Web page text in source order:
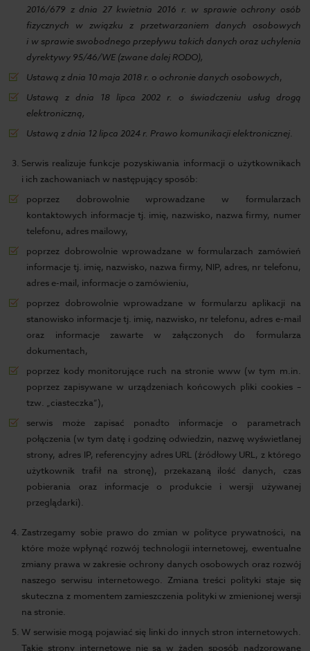
2016/679 z dnia 27 kwietnia 2016 r. w sprawie ochrony osób
fizycznych w związku z przetwarzaniem danych osobowych
i w sprawie swobodnego przepływu takich danych oraz uchylenia
dyrektywy 95/46/WE (zwane dalej RODO),
Ustawą z dnia 10 maja 2018 r. o ochronie danych osobowych,
Ustawą z dnia 18 lipca 2002 r. o świadczeniu usług drogą
elektroniczną,
Ustawą z dnia 12 lipca 2024 r. Prawo komunikacji elektronicznej.
Serwis realizuje funkcje pozyskiwania informacji o użytkownikach
i ich zachowaniach w następujący sposób:
poprzez dobrowolnie wprowadzane w formularzach
kontaktowych informacje tj. imię, nazwisko, nazwa firmy, numer
telefonu, adres mailowy,
poprzez dobrowolnie wprowadzane w formularzach zamówień
informacje tj. imię, nazwisko, nazwa firmy, NIP, adres, nr telefonu,
adres e-mail, informacje o zamówieniu,
poprzez dobrowolnie wprowadzane w formularzu aplikacji na
stanowisko informacje tj. imię, nazwisko, nr telefonu, adres e-mail
oraz informacje zawarte w załączonych do formularza
dokumentach,
poprzez kody monitorujące ruch na stronie www (w tym m.in.
poprzez zapisywane w urządzeniach końcowych pliki cookies –
tzw. „ciasteczka”),
serwis może zapisać ponadto informacje o parametrach
połączenia (w tym datę i godzinę odwiedzin, nazwę wyświetlanej
strony, adres IP, referencyjny adres URL (źródłowy URL, z którego
użytkownik trafił na stronę), przekazaną ilość danych, czas
pobierania oraz informacje o produkcie i wersji używanej
przeglądarki).
Zastrzegamy sobie prawo do zmian w polityce prywatności, na
które może wpłynąć rozwój technologii internetowej, ewentualne
zmiany prawa w zakresie ochrony danych osobowych oraz rozwój
naszego serwisu internetowego. Zmiana treści polityki staje się
skuteczna z momentem zamieszczenia polityki w zmienionej wersji
na stronie.
W serwisie mogą pojawiać się linki do innych stron internetowych.
Takie strony internetowe nie są w żaden sposób nadzorowane